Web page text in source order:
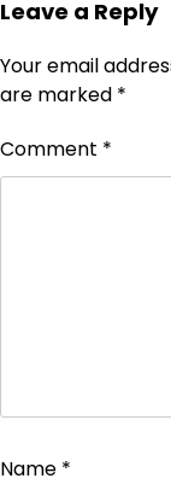
Leave a Reply
Your email
are marked *
Comment *
Name *